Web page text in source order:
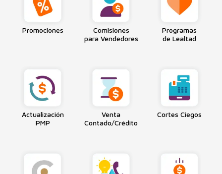
Promociones
Comisiones
para Vendedores
Programas
de Lealtad
Actualización
PMP
Venta
Contado/Crédito
Cortes Ciegos